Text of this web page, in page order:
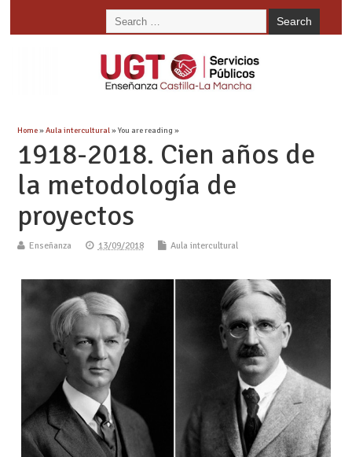
Home»Aula intercultural» You are reading »
1918-2018. Cien años de
la metodología de
proyectos
Enseñanza 13/09/2018 Aula intercultural